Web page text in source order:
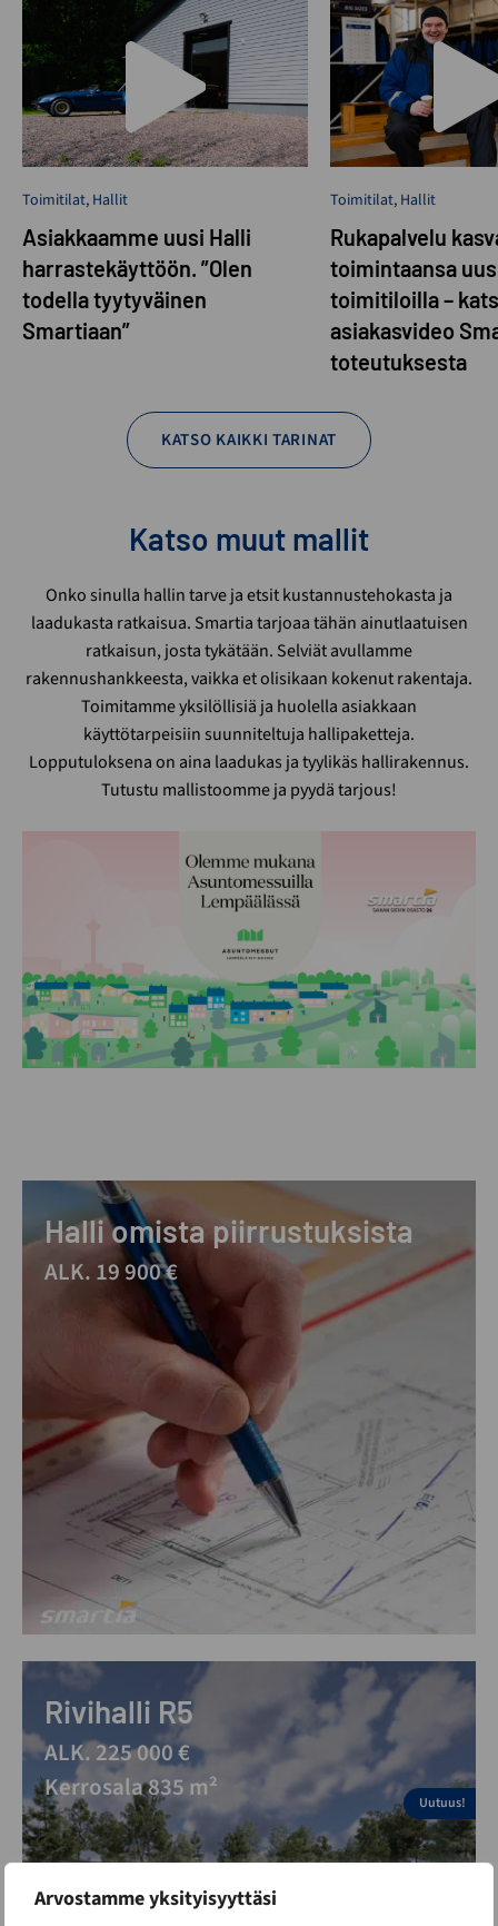
Arvostamme yksityisyyttäsi
Toimitilat, Hallit
Asiakkaamme uusi Halli
harrastekäyttöön. ”Olen
todella tyytyväinen
Smartiaan”
Toimitilat, Hallit
Rukapalvelu
toimintaansa
toimitiloilla –
asiakasvideo
toteutuksesta
KATSO KAIKKI TARINAT
Katso muut mallit
Onko sinulla hallin tarve ja etsit kustannustehokasta ja
laadukasta ratkaisua. Smartia tarjoaa tähän ainutlaatuisen
ratkaisun, josta tykätään. Selviät avullamme
rakennushankkeesta, vaikka et olisikaan kokenut rakentaja.
Toimitamme yksilöllisiä ja huolella asiakkaan
käyttötarpeisiin suunniteltuja hallipaketteja.
Lopputuloksena on aina laadukas ja tyylikäs hallirakennus.
Tutustu mallistoomme ja pyydä tarjous!
Halli omista piirrustuksista
ALK. 19 900 €
Rivihalli R5
ALK. 225 000 €
Kerrosala 835 m²
Uutuus!